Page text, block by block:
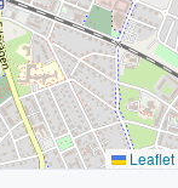
Leaflet